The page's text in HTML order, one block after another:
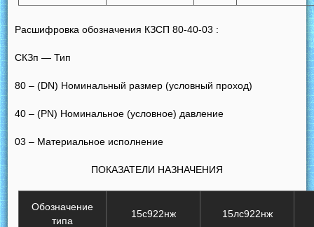
Расшифровка обозначения КЗCП 80-40-03 :
СКЗп — Тип
80 – (DN) Номинальный размер (условный проход)
40 – (РN) Номинальное (условное) давление
03 – Материальное исполнение
ПОКАЗАТЕЛИ НАЗНАЧЕНИЯ
Обозначение
типа
15с922нж 15лc922нж